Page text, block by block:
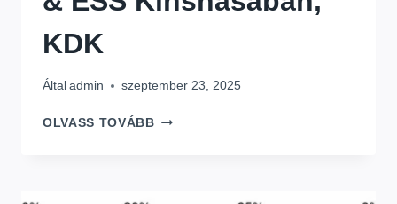
KDK
Által admin szeptember 23, 2025
OLVASS TOVÁBB (A